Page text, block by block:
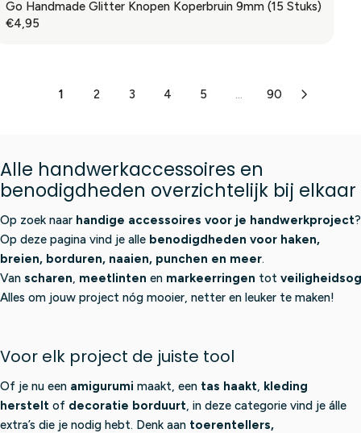
5
0
I
C
R
9
5
G
U
€
4
9
5
Go Handmade Glitter Knopen Koperbruin 9mm (15 Stuks)
R
R
I
C
E
€
4
,
9
5
€4,95
1 2 3 4 5 ... 90
Alle handwerkaccessoires en
benodigdheden overzichtelijk bij elkaar
Op zoek naar handige accessoires voor je handwerkproject?
Op deze pagina vind je alle benodigdheden voor haken,
breien, borduren, naaien, punchen en meer.
Van scharen, meetlinten en markeerringen tot
Alles om jouw project nóg mooier, netter en leuker te maken!
Voor elk project de juiste tool
Of je nu een amigurumi maakt, een tas haakt, kleding
herstelt of decoratie borduurt, in deze categorie vind je álle
extra’s die je nodig hebt. Denk aan toerentellers,